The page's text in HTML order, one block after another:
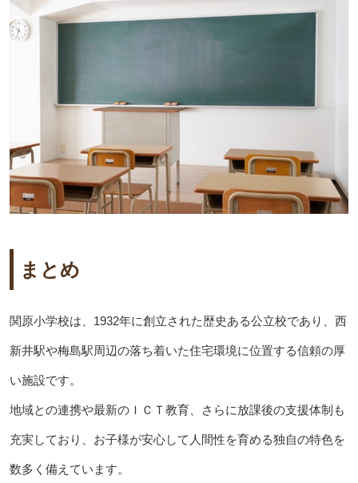
まとめ
関原小学校は、1932年に創立された歴史ある公立校であり、西
新井駅や梅島駅周辺の落ち着いた住宅環境に位置する信頼の厚
い施設です。
地域との連携や最新のＩＣＴ教育、さらに放課後の支援体制も
充実しており、お子様が安心して人間性を育める独自の特色を
数多く備えています。